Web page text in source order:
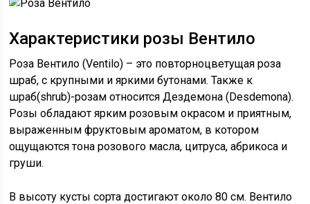
Характеристики розы Вентило
Роза Вентило (Ventilo) – это повторноцветущая роза
шраб, с крупными и яркими бутонами. Также к
шраб(shrub)-розам относится Дездемона (Desdemona).
Розы обладают ярким розовым окрасом и приятным,
выраженным фруктовым ароматом, в котором
ощущаются тона розового масла, цитруса, абрикоса и
груши.
В высоту кусты сорта достигают около 80 см. Вентило